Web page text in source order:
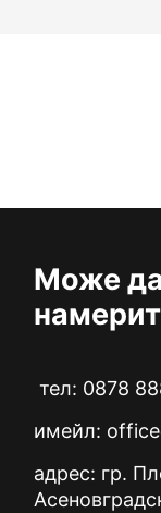
may
on
the
product
Може
тел: 0878
имейл:
адрес: гр.